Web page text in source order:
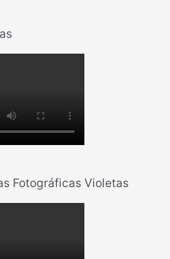
Fotográficas Violetas